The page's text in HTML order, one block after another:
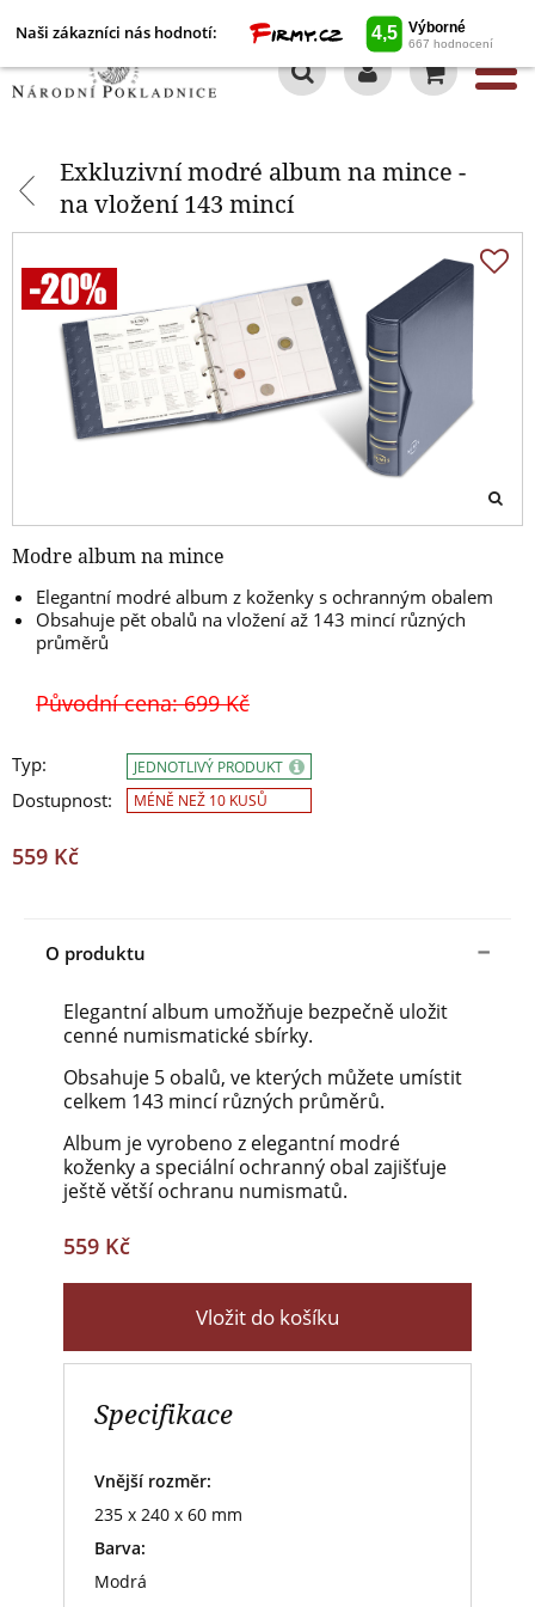
Naši zákazníci nás hodnotí:
Exkluzivní modré album na mince -
na vložení 143 mincí
Modre album na mince
Elegantní modré album z koženky s ochranným obalem
Obsahuje pět obalů na vložení až 143 mincí různých
průměrů
Původní cena: 699 Kč
Typ:
Dostupnost:
JEDNOTLIVÝ PRODUKT
MÉNĚ NEŽ 10 KUSŮ
559 Kč
O produktu
Elegantní album umožňuje bezpečně uložit
cenné numismatické sbírky.
Obsahuje 5 obalů, ve kterých můžete umístit
celkem 143 mincí různých průměrů.
Album je vyrobeno z elegantní modré
koženky a speciální ochranný obal zajišťuje
ještě větší ochranu numismatů.
559 Kč
Vložit do košíku
Specifikace
Vnější rozměr:
235 x 240 x 60 mm
Barva:
Modrá
Exkluzivní modré album na